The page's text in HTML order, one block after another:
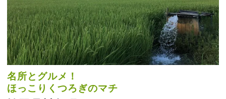
名所とグルメ！
ほっこりくつろぎのマチ